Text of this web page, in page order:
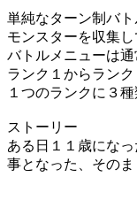
単純なターン制バ
モンスターを収集
バトルメニューは
ランク１からラン
１つのランクに３
ストーリー
ある日１１歳にな
事となった、その